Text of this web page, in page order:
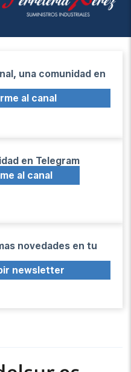
una comunidad en
al canal
en Telegram
al canal
novedades en tu
newsletter